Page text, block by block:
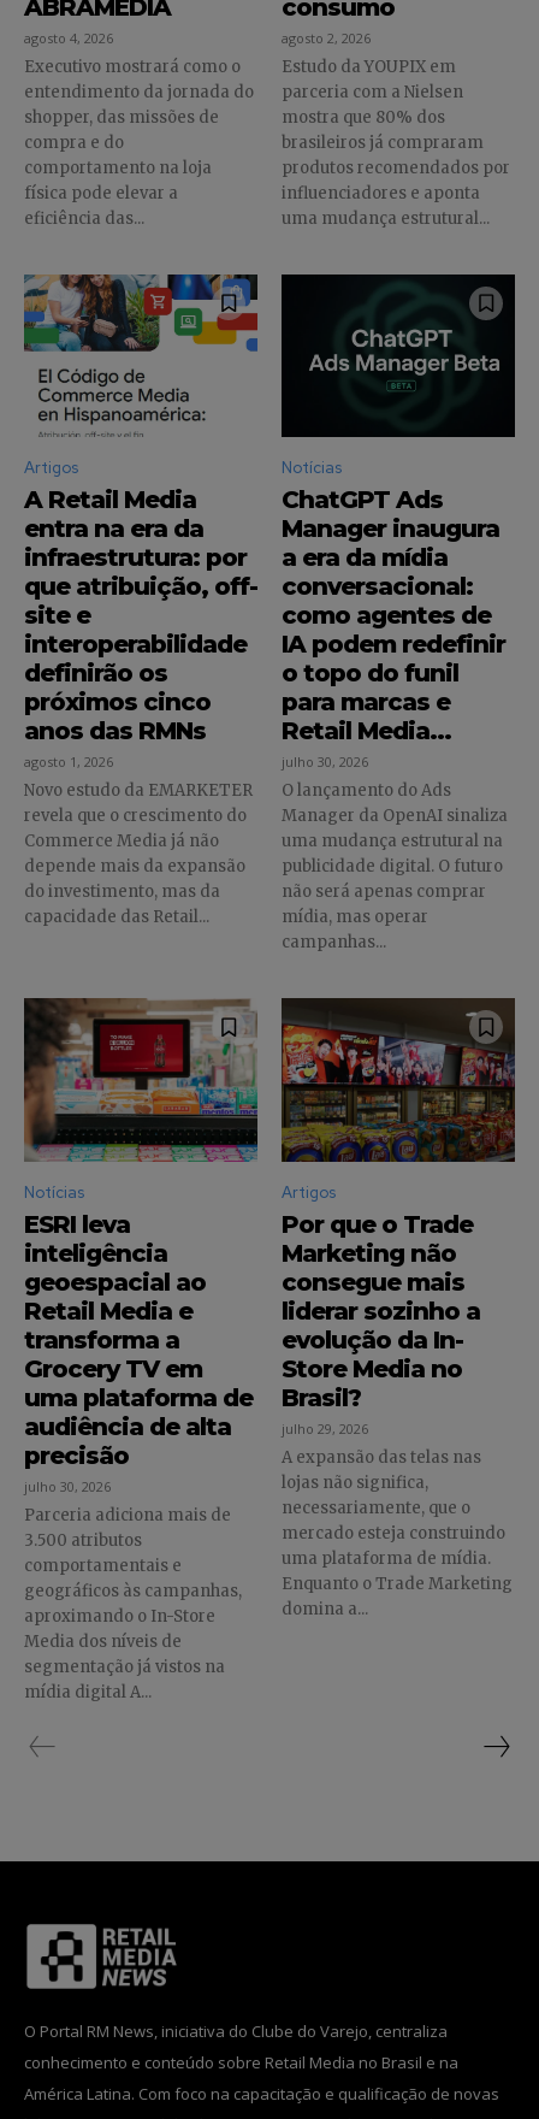
ABRAMEDIA
agosto 4, 2026
Executivo mostrará como o
entendimento da jornada do
shopper, das missões de
compra e do
comportamento na loja
física pode elevar a
eficiência das...
consumo
agosto 2, 2026
Estudo da YOUPIX em
parceria com a Nielsen
mostra que 80% dos
brasileiros já compraram
produtos recomendados por
influenciadores e aponta
uma mudança estrutural...
Artigos
A Retail Media
entra na era da
infraestrutura: por
que atribuição, off-
site e
interoperabilidade
definirão os
próximos cinco
anos das RMNs
agosto 1, 2026
Novo estudo da EMARKETER
revela que o crescimento do
Commerce Media já não
depende mais da expansão
do investimento, mas da
capacidade das Retail...
Notícias
ChatGPT Ads
Manager inaugura
a era da mídia
conversacional:
como agentes de
IA podem redefinir
o topo do funil
para marcas e
Retail Media...
julho 30, 2026
O lançamento do Ads
Manager da OpenAI sinaliza
uma mudança estrutural na
publicidade digital. O futuro
não será apenas comprar
mídia, mas operar
campanhas...
Notícias
ESRI leva
inteligência
geoespacial ao
Retail Media e
transforma a
Grocery TV em
uma plataforma de
audiência de alta
precisão
julho 30, 2026
Parceria adiciona mais de
3.500 atributos
comportamentais e
geográficos às campanhas,
aproximando o In-Store
Media dos níveis de
segmentação já vistos na
mídia digital A...
Artigos
Por que o Trade
Marketing não
consegue mais
liderar sozinho a
evolução da In-
Store Media no
Brasil?
julho 29, 2026
A expansão das telas nas
lojas não significa,
necessariamente, que o
mercado esteja construindo
uma plataforma de mídia.
Enquanto o Trade Marketing
domina a...
O Portal RM News, iniciativa do Clube do Varejo, centraliza
conhecimento e conteúdo sobre Retail Media no Brasil e na
América Latina. Com foco na capacitação e qualificação de novas